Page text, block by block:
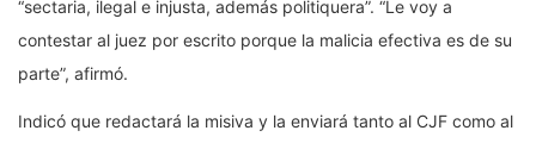
“sectaria, ilegal e injusta, además politiquera”. “Le voy a
contestar al juez por escrito porque la malicia efectiva es de su
parte”, afirmó.
Indicó que redactará la misiva y la enviará tanto al CJF como al